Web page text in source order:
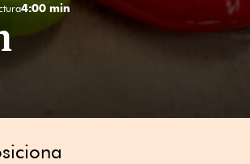
4:00 min